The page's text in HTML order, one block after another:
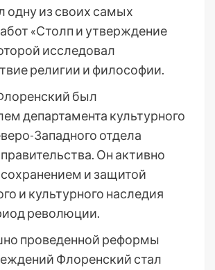
одну из своих самых
«Столп и утверждение
исследовал
религии и философии.
был
департамента культурного
Западного отдела
Он активно
и защитой
и культурного наследия
революции.
проведенной реформы
Флоренский стал